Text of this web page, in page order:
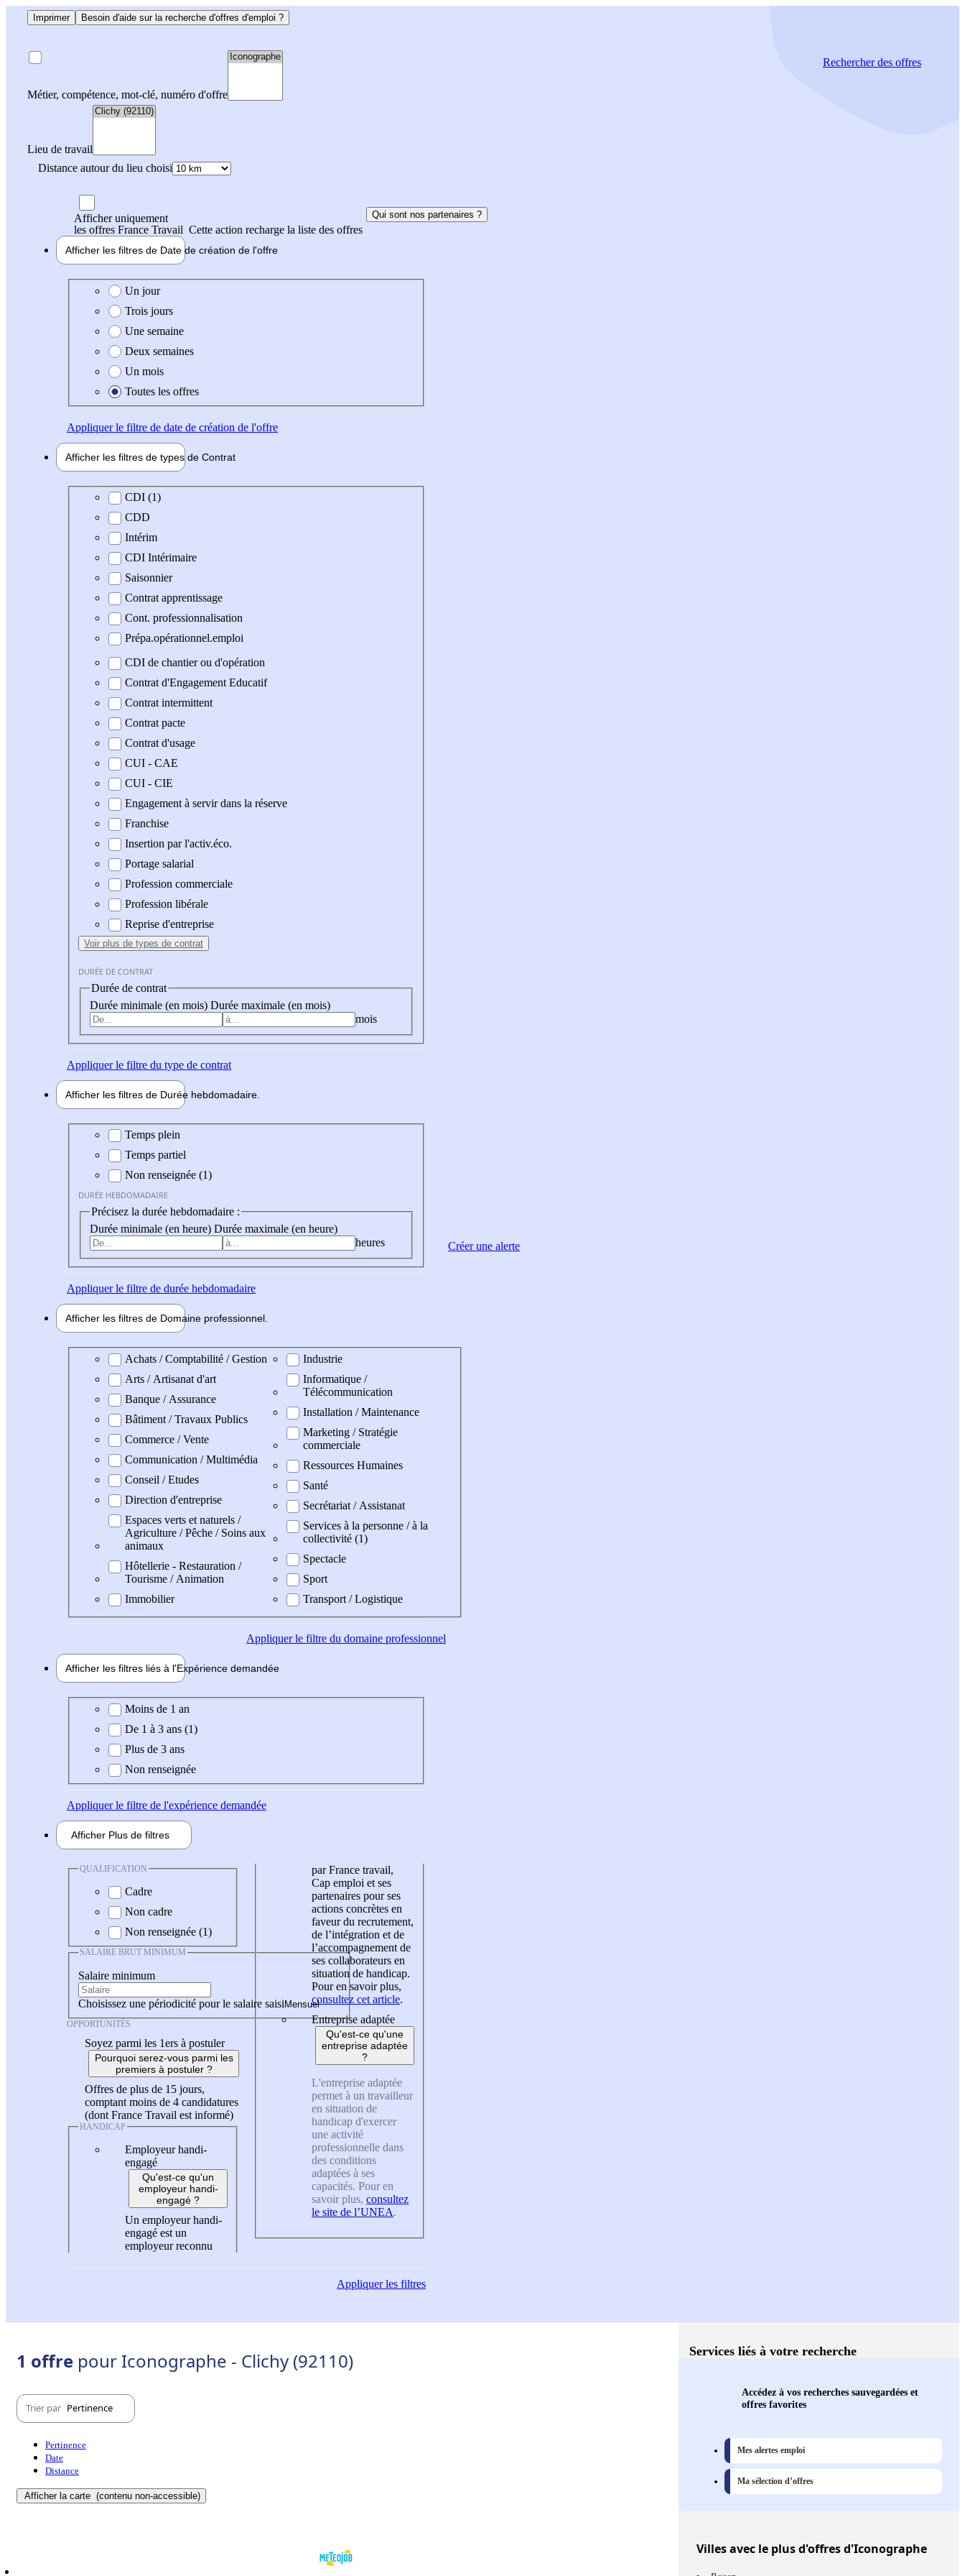
Imprimer Besoin d'aide sur la recherche d'offres d'emploi ?
Métier, compétence, mot-clé, numéro d'offre
Lieu de travail
Distance autour du lieu choisi
Rechercherdes offres
Afficher uniquement
les offres France Travail Cette action recharge la liste des offres
Qui sont nos partenaires ?
Afficher les filtres de Date de création de l'offre
Date de création de l'offre
Un jour
Trois jours
Une semaine
Deux semaines
Un mois
Toutes les offres
Appliquerle filtre de date de création de l'offre
Afficher les filtres de types de Contrat
Type de contrat
CDI (1)
CDD
Intérim
CDI Intérimaire
Saisonnier
Contrat apprentissage
Cont. professionnalisation
Prépa.opérationnel.emploi
CDI de chantier ou d'opération
Contrat d'Engagement Educatif
Contrat intermittent
Contrat pacte
Contrat d'usage
CUI - CAE
CUI - CIE
Engagement à servir dans la réserve
Franchise
Insertion par l'activ.éco.
Portage salarial
Profession commerciale
Profession libérale
Reprise d'entreprise
Voir plus de types de contrat
DURÉE DE CONTRAT
Durée de contrat
Durée minimale (en mois) Durée maximale (en mois)
mois
Appliquerle filtre du type de contrat
Afficher les filtres de Durée hebdomadaire
Durée hebdomadaire
Temps plein
Temps partiel
Non renseignée (1)
DURÉE HEBDOMADAIRE
Précisez la durée hebdomadaire :
Durée minimale (en heure) Durée maximale (en heure)
heures
Appliquerle filtre de durée hebdomadaire
Afficher les filtres de Domaine professionnel
Domaine professionel
Achats / Comptabilité / Gestion
Arts / Artisanat d'art
Banque / Assurance
Bâtiment / Travaux Publics
Commerce / Vente
Communication / Multimédia
Conseil / Etudes
Direction d'entreprise
Espaces verts et naturels /
Agriculture / Pêche / Soins aux
animaux
Hôtellerie - Restauration /
Tourisme / Animation
Immobilier
Industrie
Informatique /
Télécommunication
Installation / Maintenance
Marketing / Stratégie
commerciale
Ressources Humaines
Santé
Secrétariat / Assistanat
Services à la personne / à la
collectivité (1)
Spectacle
Sport
Transport / Logistique
Appliquerle filtre du domaine professionnel
Afficher les filtres liés à l'Expérience demandée
Expérience demandée
Moins de 1 an
De 1 à 3 ans (1)
Plus de 3 ans
Non renseignée
Appliquerle filtre de l'expérience demandée
Afficher Plus de filtres
QUALIFICATION
Cadre
Non cadre
Non renseignée (1)
SALAIRE BRUT MINIMUM
Salaire minimum
Choisissez une périodicité pour le salaire saisi
OPPORTUNITÉS
Soyez parmi les 1ers à postuler
Pourquoi serez-vous parmi les
premiers à postuler ?
Offres de plus de 15 jours,
comptant moins de 4 candidatures
(dont France Travail est informé)
HANDICAP
Employeur handi-
engagé
Qu'est-ce qu'un
employeur handi-
engagé ?
Un employeur handi-
engagé est un
employeur reconnu
par France travail,
Cap emploi et ses
partenaires pour ses
actions concrètes en
faveur du recrutement,
de l’intégration et de
l’accompagnement de
ses collaborateurs en
situation de handicap.
Pour en savoir plus,
consultez cet article.
Entreprise adaptée
Qu'est-ce qu'une
entreprise adaptée
?
L'entreprise adaptée
permet à un travailleur
en situation de
handicap d'exercer
une activité
professionnelle dans
des conditions
adaptées à ses
capacités. Pour en
savoir plus, consultez
le site de l’UNEA.
Appliquerles filtres
Créer une alerte
1 offre pour Iconographe - Clichy (92110)
Trier par Pertinence
Pertinence
Date
Distance
Afficher la carte (contenu non-accessible)
Services liés à votre recherche
Accédez à vos recherches sauvegardées et
offres favorites
Mes alertes emploi
Ma sélection d’offres
Villesavec le plus d'offres d'Iconographe